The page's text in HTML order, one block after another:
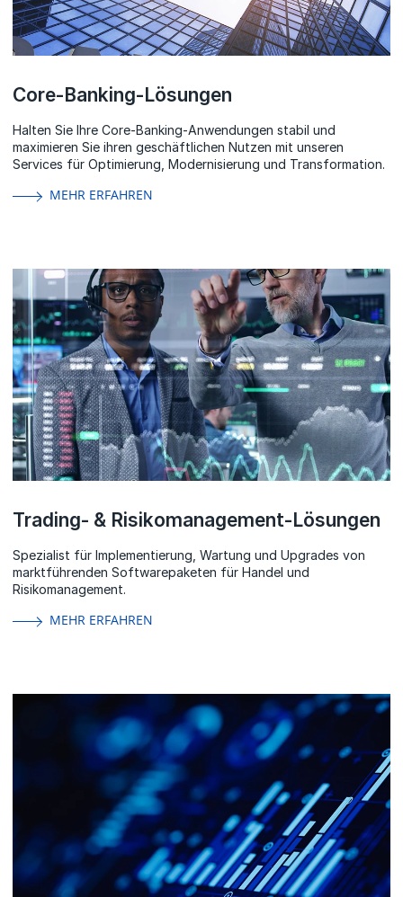
Core-Banking-Lösungen
Halten Sie Ihre Core-Banking-Anwendungen stabil und
maximieren Sie ihren geschäftlichen Nutzen mit unseren
Services für Optimierung, Modernisierung und Transformation.
MEHR ERFAHREN
Trading- & Risikomanagement-Lösungen
Spezialist für Implementierung, Wartung und Upgrades von
marktführenden Softwarepaketen für Handel und
Risikomanagement.
MEHR ERFAHREN